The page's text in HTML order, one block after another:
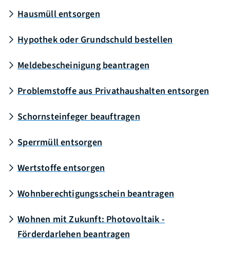
Hausmüll entsorgen
Hypothek oder Grundschuld bestellen
Meldebescheinigung beantragen
Problemstoffe aus Privathaushalten entsorgen
Schornsteinfeger beauftragen
Sperrmüll entsorgen
Wertstoffe entsorgen
Wohnberechtigungsschein beantragen
Wohnen mit Zukunft: Photovoltaik -
Förderdarlehen beantragen